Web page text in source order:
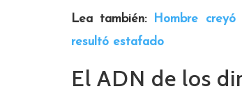
Lea también:
Hombre
resultó estafado
El ADN de los